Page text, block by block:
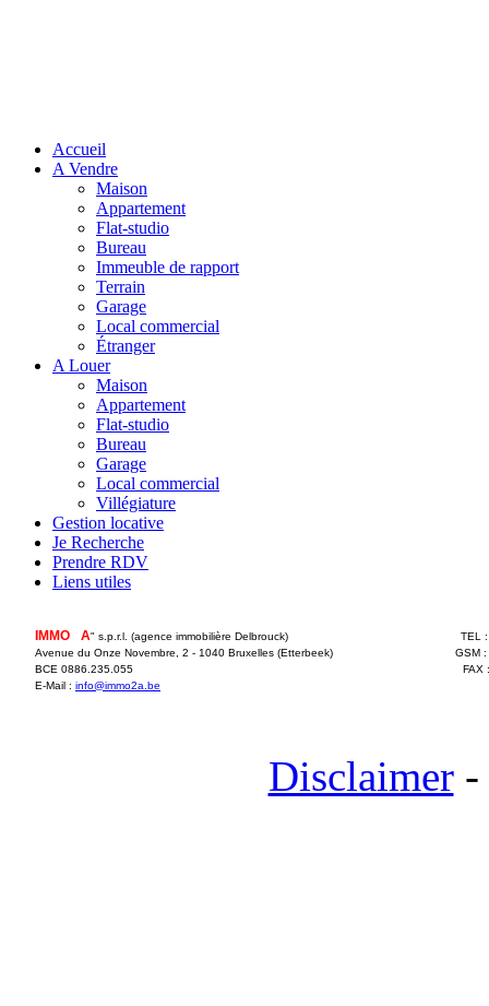
Accueil
A Vendre
Maison
Appartement
Flat-studio
Bureau
Immeuble de rapport
Terrain
Garage
Local commercial
Étranger
A Louer
Maison
Appartement
Flat-studio
Bureau
Garage
Local commercial
Villégiature
Gestion locative
Je Recherche
Prendre RDV
Liens utiles
IMMO A" s.p.r.l. (agence immobilière Delbrouck)
Avenue du Onze Novembre, 2 - 1040 Bruxelles (Etterbeek)
BCE 0886.235.055
E-Mail : info@immo2a.be
TEL
GSM
FAX
Disclaimer-